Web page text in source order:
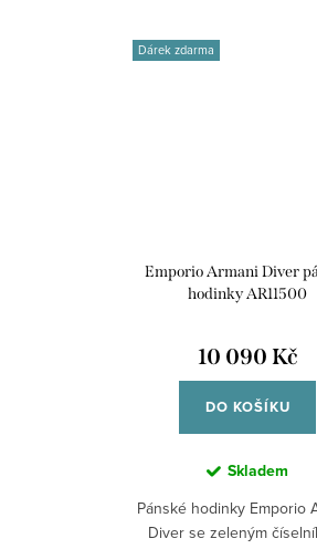
Dárek zdarma
Emporio Armani Diver
hodinky AR11500
10 090 Kč
DO KOŠÍKU
Skladem
Pánské hodinky Emporio
Diver se zeleným